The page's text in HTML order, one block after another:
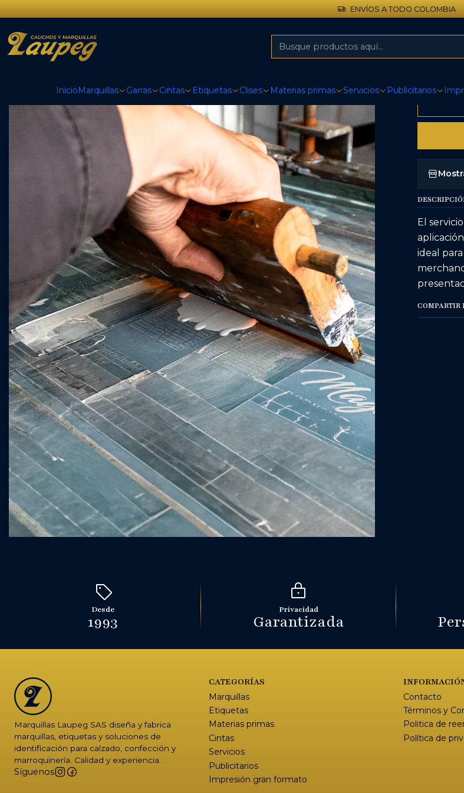
InicioMarquillas Garras Cintas Etiquetas Clises Materias primas Servicios Publicitarios
ENVÍOS A TODO COLOMBIA
Servicios Servicio de
El
ideal
COMPARTIR
Desde
1993
Privacidad
Garantizada
Marquillas Laupeg SAS diseña y fabrica
marquillas, etiquetas y soluciones de
identificación para calzado, confección y
marroquinería. Calidad y experiencia.
Síguenos
CATEGORÍAS
Marquillas
Etiquetas
Materias primas
Cintas
Servicios
Publicitarios
Impresión gran formato
Contacto
Términos y
Politica de
Política de